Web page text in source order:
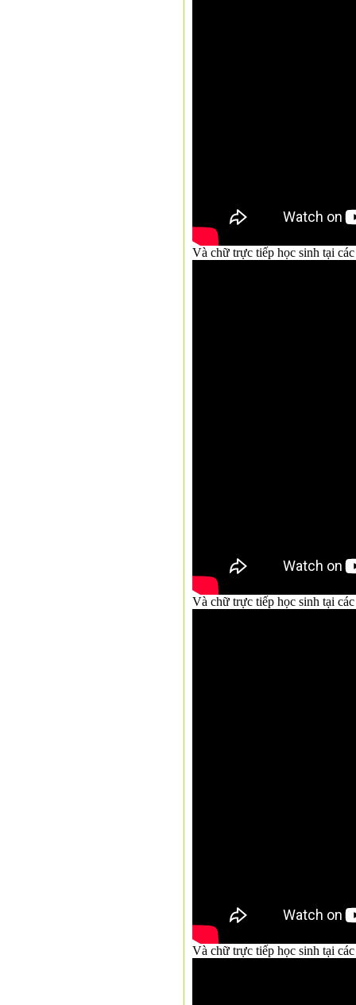
Và chữ trực tiếp học sinh tại
Và chữ trực tiếp học sinh tại
Và chữ trực tiếp học sinh tại